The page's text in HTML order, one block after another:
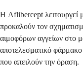
Η Aflibercept λειτουργεί
προκαλούν τον
αιμοφόρων αγγείων στο
αποτελεσματικό
που απειλούν την όραση.